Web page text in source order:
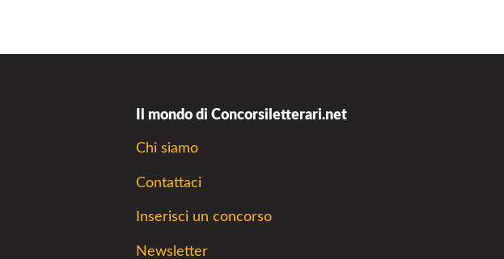
Il mondo di Concorsiletterari.net
Chi siamo
Contattaci
Inserisci un concorso
Newsletter